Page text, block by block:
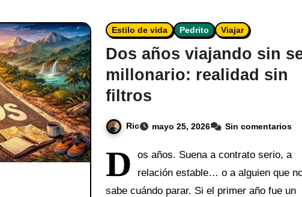
Estilo de vida Pedrito Viajar
Dos años viajando sin
millonario: realidad sin
filtros
Ric mayo 25, 2026 Sin comentarios
D
os años. Suena a contrato serio, a
relación estable… o a alguien que
sabe cuándo parar. Si el primer año fue un